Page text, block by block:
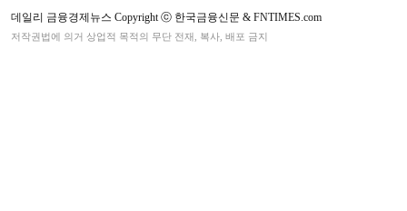
데일리 금융경제뉴스 Copyright ⓒ 한국금융신문 & FNTIMES.com
저작권법에 의거 상업적 목적의 무단 전재, 복사, 배포 금지